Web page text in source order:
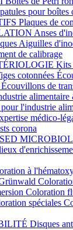
pour boîtes
Plaques de
Anses
Aiguilles
de calibrage
Kits
cotonnées
Écouvillons de
alimentaire
l'industrie
médico-
corona
à
Coloration
spéciales
Disques